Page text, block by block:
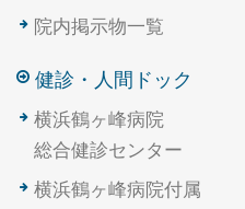
院内掲示物一覧
健診・人間ドック
横浜鶴ヶ峰病院
総合健診センター
横浜鶴ヶ峰病院付属